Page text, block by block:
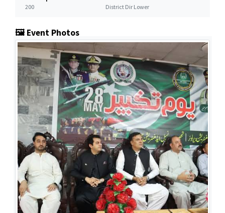
200 District Dir Lower
🖼️ Event Photos